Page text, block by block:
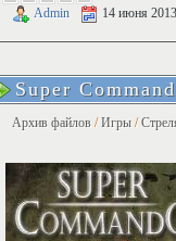
Admin 14 июня 2013
Super
Архив файлов /Игры /